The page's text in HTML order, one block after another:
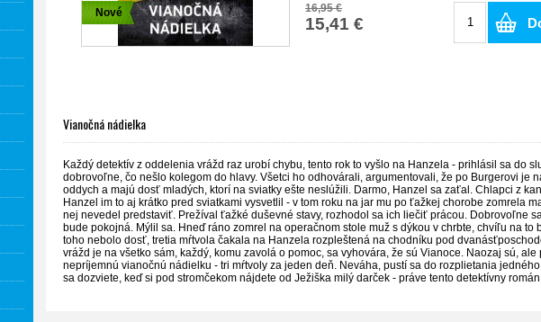
Nové
16,95 €
15,41 €
Vianočná nádielka
Každý detektív z oddelenia vrážd raz urobí chybu, tento rok to vyšlo na Hanzela - prihlásil sa do
dobrovoľne, čo nešlo kolegom do hlavy. Všetci ho odhovárali, argumentovali, že po Burgerovi je
oddych a majú dosť mladých, ktorí na sviatky ešte neslúžili. Darmo, Hanzel sa zaťal. Chlapci z
Hanzel im to aj krátko pred sviatkami vysvetlil - v tom roku na jar mu po ťažkej chorobe zomrela
nej nevedel predstaviť. Prežíval ťažké duševné stavy, rozhodol sa ich liečiť prácou. Dobrovoľne
bude pokojná. Mýlil sa. Hneď ráno zomrel na operačnom stole muž s dýkou v chrbte, chvíľu na to
toho nebolo dosť, tretia mŕtvola čakala na Hanzela rozpleštená na chodníku pod
vrážd je na všetko sám, každý, komu zavolá o pomoc, sa vyhovára, že sú Vianoce. Naozaj sú,
nepríjemnú vianočnú nádielku - tri mŕtvoly za jeden deň. Neváha, pustí sa do rozplietania
sa dozviete, keď si pod stromčekom nájdete od Ježiška milý darček - práve tento detektívny román.